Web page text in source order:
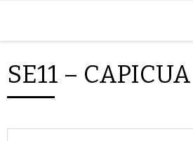
SE11 – CAPICUA